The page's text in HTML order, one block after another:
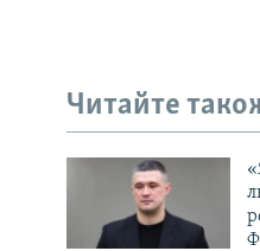
Читайте